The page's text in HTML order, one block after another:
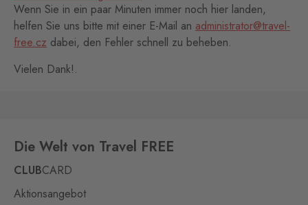
Wenn Sie in ein paar Minuten immer noch hier landen,
helfen Sie uns bitte mit einer E-Mail an administrator@travel-
free.cz dabei, den Fehler schnell zu beheben.
Vielen Dank!.
Die Welt von Travel FREE
CLUBCARD
Aktionsangebot